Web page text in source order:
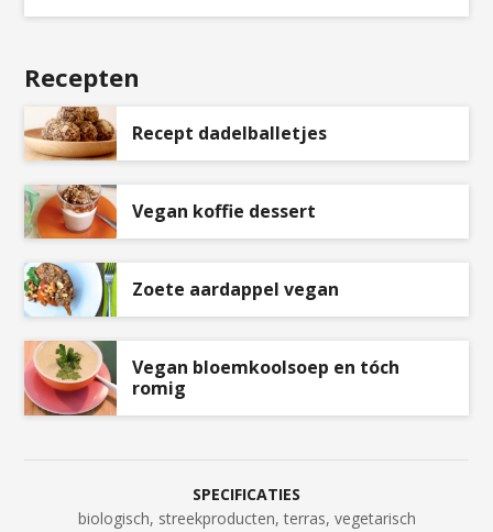
Recepten
Recept dadelballetjes
Vegan koffie dessert
Zoete aardappel vegan
Vegan bloemkoolsoep en tóch
romig
SPECIFICATIES
biologisch, streekproducten, terras, vegetarisch